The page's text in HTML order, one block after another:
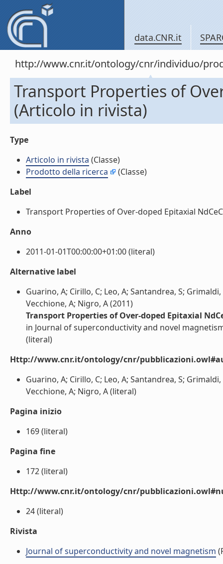
data.CNR.it
http://www.cnr.it/ontology/cnr/individuo/
Transport Properties of
(Articolo in rivista)
Type
Articolo in rivista (Classe)
Prodotto della ricerca
(Classe)
Label
Transport Properties of Over-doped Epitaxial
Anno
2011-01-01T00:00:00+01:00 (literal)
Alternative label
Guarino, A; Cirillo, C; Leo, A; Santandrea, S;
Vecchione, A; Nigro, A (2011)
Transport Properties of Over-doped Epitaxial
in Journal of superconductivity and novel
(literal)
Http://www.cnr.it/ontology/cnr/
Guarino, A; Cirillo, C; Leo, A; Santandrea, S;
Vecchione, A; Nigro, A (literal)
Pagina inizio
169 (literal)
Pagina fine
172 (literal)
Http://www.cnr.it/ontology/cnr/
24 (literal)
Rivista
Journal of superconductivity and novel magnetism